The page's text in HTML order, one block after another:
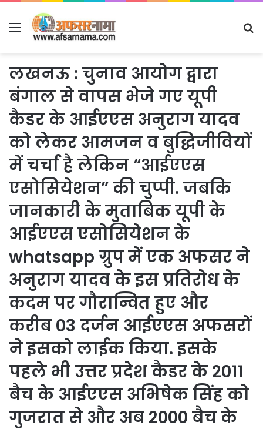
Menu
लखनऊ : चुनाव आयोग द्वारा
बंगाल से वापस भेजे गए यूपी
कैडर के आईएएस अनुराग यादव
को लेकर आमजन व बुद्धिजीवियों
में चर्चा है लेकिन “आईएएस
एसोसियेशन” की चुप्पी. जबकि
जानकारी के मुताबिक यूपी के
आईएएस एसोसियेशन के
whatsapp ग्रुप में एक अफसर ने
अनुराग यादव के इस प्रतिरोध के
कदम पर गौरान्वित हुए और
करीब 03 दर्जन आईएएस अफसरों
ने इसको लाईक किया. इसके
पहले भी उत्तर प्रदेश कैडर के 2011
बैच के आईएएस अभिषेक सिंह को
गुजरात से और अब 2000 बैच के